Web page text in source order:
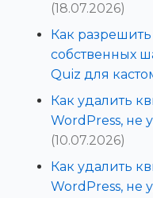
(18.07.2026)
Как
собственных
Quiz для
Как удалить
WordPress, не
(10.07.2026)
Как удалить
WordPress, не